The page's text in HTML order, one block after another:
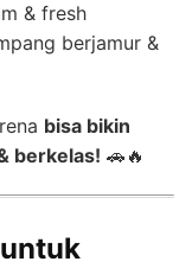
& fresh
berjamur &
bisa bikin
berkelas! 🚗🔥